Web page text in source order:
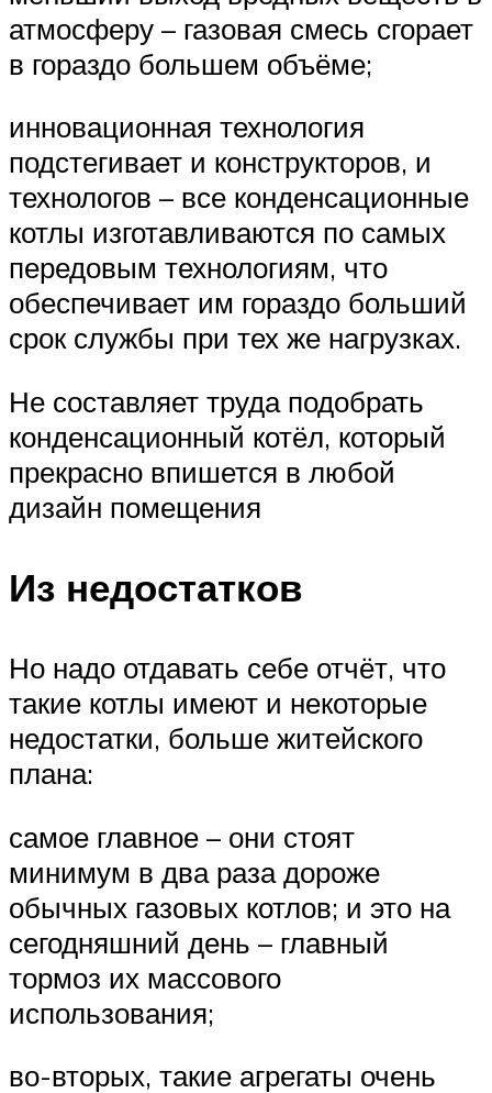
атмосферу – газовая смесь сгорает
в гораздо большем объёме;
инновационная технология
подстегивает и конструкторов, и
технологов – все конденсационные
котлы изготавливаются по самых
передовым технологиям, что
обеспечивает им гораздо больший
срок службы при тех же нагрузках.
Не составляет труда подобрать
конденсационный котёл, который
прекрасно впишется в любой
дизайн помещения
Из недостатков
Но надо отдавать себе отчёт, что
такие котлы имеют и некоторые
недостатки, больше житейского
плана:
самое главное – они стоят
минимум в два раза дороже
обычных газовых котлов; и это на
сегодняшний день – главный
тормоз их массового
использования;
во-вторых, такие агрегаты очень